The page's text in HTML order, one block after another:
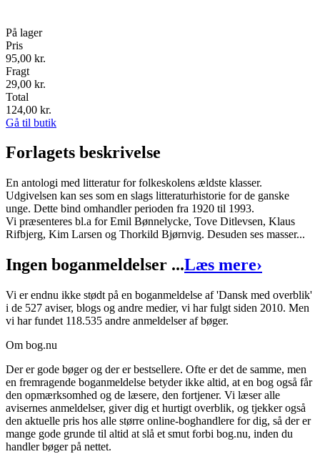
På lager
Pris
95,00 kr.
Fragt
29,00 kr.
Total
124,00 kr.
Gå til butik
Forlagets beskrivelse
En antologi med litteratur for folkeskolens ældste klasser.
Udgivelsen kan ses som en slags litteraturhistorie for de ganske
unge. Dette bind omhandler perioden fra 1920 til 1993.
Vi præsenteres bl.a for Emil Bønnelycke, Tove Ditlevsen, Klaus
Rifbjerg, Kim Larsen og Thorkild Bjørnvig. Desuden ses masser...
Ingen boganmeldelser ...Læs mere›
Vi er endnu ikke stødt på en boganmeldelse af 'Dansk med overblik'
i de 527 aviser, blogs og andre medier, vi har fulgt siden 2010. Men
vi har fundet 118.535 andre anmeldelser af bøger.
Om bog.nu
Der er gode bøger og der er bestsellere. Ofte er det de samme, men
en fremragende boganmeldelse betyder ikke altid, at en bog også får
den opmærksomhed og de læsere, den fortjener. Vi læser alle
avisernes anmeldelser, giver dig et hurtigt overblik, og tjekker også
den aktuelle pris hos alle større online-boghandlere for dig, så der er
mange gode grunde til altid at slå et smut forbi bog.nu, inden du
handler bøger på nettet.